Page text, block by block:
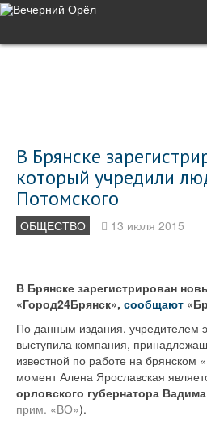
В Брянске
который учредили
Потомского
ОБЩЕСТВО 13 июля 2015
В Брянске зарегистрирован
«Город24Брянск», сообщают
По данным издания, учредителем
выступила компания,
известной по работе на брянском
момент Алена Ярославская
орловского губернатора
прим. «ВО»).